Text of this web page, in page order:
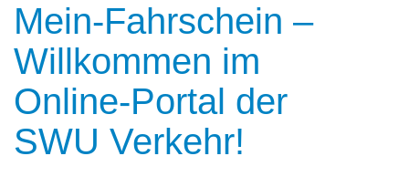
Mein-Fahrschein –
Willkommen im
Online-Portal der
SWU Verkehr!